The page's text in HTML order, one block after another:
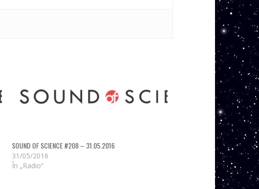
SOUND OF SCIENCE #208 – 31.05.2016
31/05/2016
În „Radio”